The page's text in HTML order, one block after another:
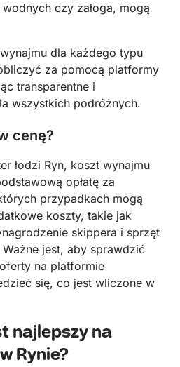
czy załoga, mogą
dla każdego typu
za pomocą platformy
transparentne i
wszystkich podróżnych.
cenę?
łodzi Ryn, koszt wynajmu
opłatę za
przypadkach mogą
koszty, takie jak
skippera i sprzęt
jest, aby sprawdzić
na platformie
się, co jest wliczone w
najlepszy na
Rynie?